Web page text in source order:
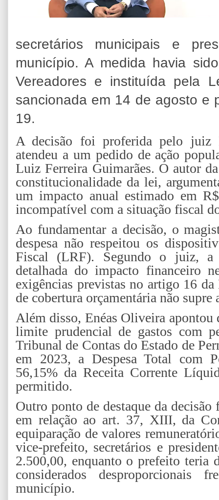
secretários municipais e
município. A medida havia
Vereadores e instituída pela
sancionada em 14 de agosto e
19.
A decisão foi proferida pelo juiz
atendeu a um pedido de ação
Luiz Ferreira Guimarães. O autor
constitucionalidade da lei,
um impacto anual estimado em
incompatível com a situação fiscal
Ao fundamentar a decisão, o
despesa não respeitou os
Fiscal (LRF). Segundo o juiz, a
detalhada do impacto financeiro
exigências previstas no artigo 16
de cobertura orçamentária não
Além disso, Enéas Oliveira
limite prudencial de gastos com
Tribunal de Contas do Estado de
em 2023, a Despesa Total com
56,15% da Receita Corrente
permitido.
Outro ponto de destaque da
em relação ao art. 37, XIII, da
equiparação de valores
vice-prefeito, secretários e
2.500,00, enquanto o prefeito
considerados desproporcionais
município.